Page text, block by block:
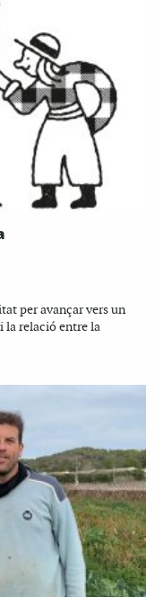
per avançar vers un
la relació entre la